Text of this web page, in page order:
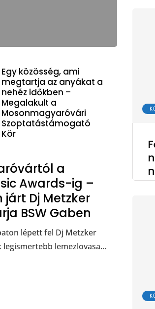
Egy közösség, ami
megtartja az anyákat a
nehéz időkben –
Megalakult a
Mosonmagyaróvári
Szoptatástámogató
Kör
a
Awards-ig –
Dj Metzker
BSW Gaben
lépett fel Dj Metzker
legismertebb lemezlovasa…